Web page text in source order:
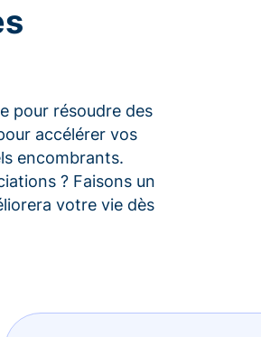
pour résoudre des
accélérer vos
encombrants.
? Faisons un
votre vie dès